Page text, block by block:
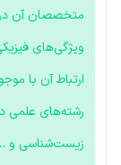
متخصصان آن
ویژگی‌های
ارتباط آن با
رشته‌های علمی
زیست‌شناسی و …